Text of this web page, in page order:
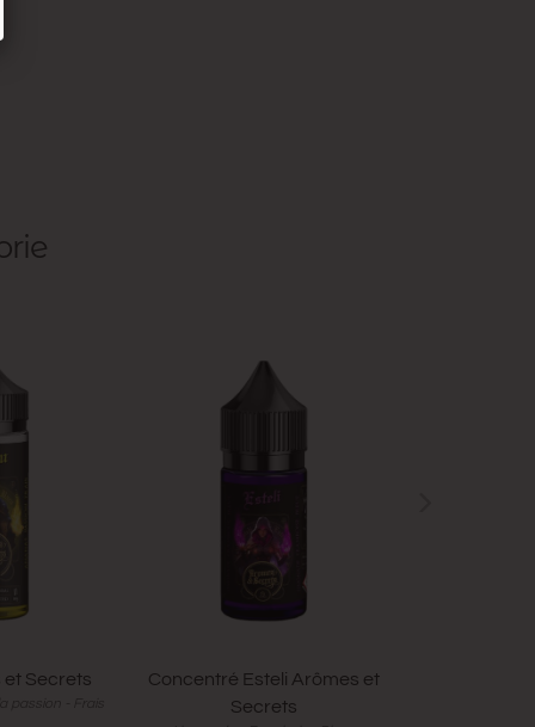
et Secrets
Concentré Esteli Arômes et
Secrets